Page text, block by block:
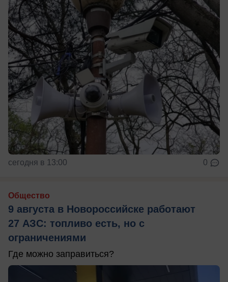
сегодня в 13:00 0
Общество
9 августа в Новороссийске работают
27 АЗС: топливо есть, но с
ограничениями
Где можно заправиться?